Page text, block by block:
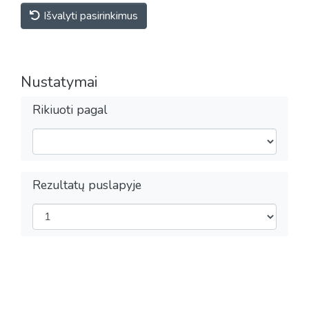
Išvalyti pasirinkimus
Nustatymai
Rikiuoti pagal
Rezultatų puslapyje